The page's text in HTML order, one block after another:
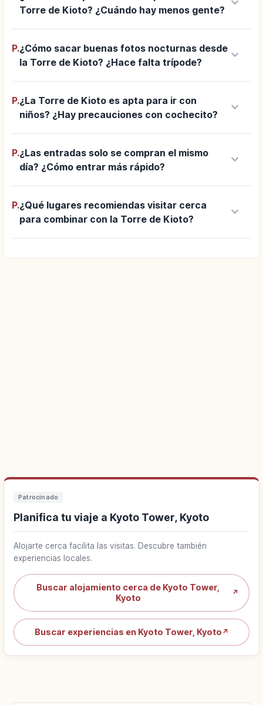
Torre de Kioto? ¿Cuándo hay menos gente?
P.¿Cómo sacar buenas fotos nocturnas desde
la Torre de Kioto? ¿Hace falta trípode?
keyboard_arrow_down
P.¿La Torre de Kioto es apta para ir con
niños? ¿Hay precauciones con cochecito?
keyboard_arrow_down
P.¿Las entradas solo se compran el mismo
día? ¿Cómo entrar más rápido?
keyboard_arrow_down
P.¿Qué lugares recomiendas visitar cerca
para combinar con la Torre de Kioto?
keyboard_arrow_down
Patrocinado
Planifica tu viaje a Kyoto Tower, Kyoto
Alojarte cerca facilita las visitas. Descubre también
experiencias locales.
Buscar alojamiento cerca de Kyoto Tower,
Kyoto
↗
Buscar experiencias en Kyoto Tower, Kyoto ↗